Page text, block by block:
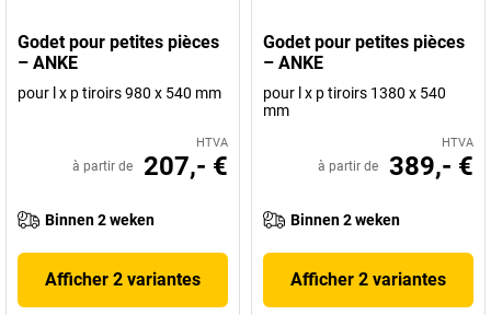
Godet pour petites pièces
– ANKE
pour l x p tiroirs 980 x 540 mm
HTVA
à partir de 207,- €
Binnen 2 weken
Afficher 2 variantes
Godet pour petites pièces
– ANKE
pour l x p tiroirs 1380 x 540
mm
HTVA
à partir de 389,- €
Binnen 2 weken
Afficher 2 variantes